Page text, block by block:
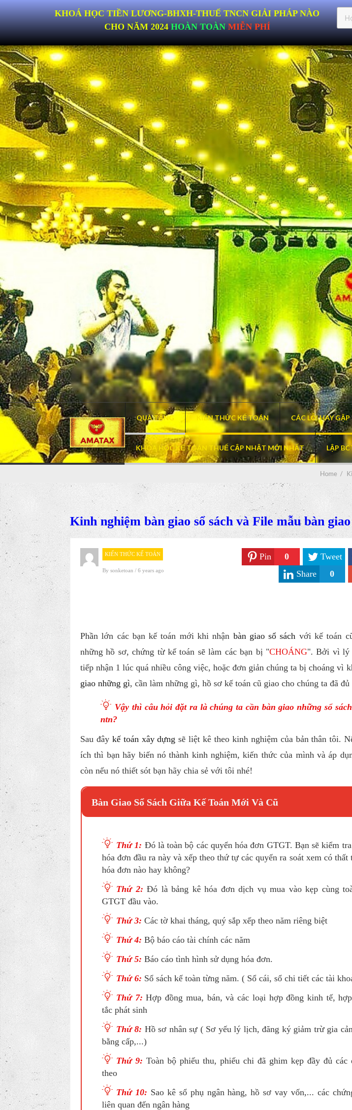
QUÀ TẶNG KIẾN THỨC KẾ TOÁN CÁC LỖI HAY GẶP
KHÓA HỌC KẾ TOÁN THUẾ CẬP NHẬT MỚI NHẤT LẬP
Home /
Kinh nghiệm bàn giao sổ sách và File mẫu bàn
KIẾN THỨC KẾ TOÁN
By sonketoan / 6 years ago
Tweet
Pin
0
Share 0
Phần lớn các bạn kế toán mới khi nhận bàn giao sổ sách với kế toán
những hồ sơ, chứng từ kế toán sẽ làm các bạn bị "CHOÁNG". Bởi vì lý
tiếp nhận 1 lúc quá nhiều công việc, hoặc đơn giản chúng ta bị choáng vì
giao những gì, cần làm những gì, hồ sơ kế toán cũ giao cho chúng ta đã đủ
Vậy thì câu hỏi đặt ra là chúng ta cần bàn giao những sổ
ntn?
Sau đây kế toán xây dựng sẽ liệt kê theo kinh nghiệm của bản thân tôi.
ích thì bạn hãy biến nó thành kinh nghiệm, kiến thức của mình và áp
còn nếu nó thiết sót bạn hãy chia sẻ với tôi nhé!
Bàn Giao Sổ Sách Giữa Kế Toán Mới Và Cũ
Thứ 1: Đó là toàn bộ các quyển hóa đơn GTGT. Bạn sẽ kiểm
hóa đơn đầu ra này và xếp theo thứ tự các quyển ra soát xem có
hóa đơn nào hay không?
Thứ 2: Đó là bảng kê hóa đơn dịch vụ mua vào kẹp cùng
GTGT đầu vào.
Thứ 3: Các tờ khai tháng, quý sắp xếp theo năm riêng biệt
Thứ 4: Bộ báo cáo tài chính các năm
Thứ 5: Báo cáo tình hình sử dụng hóa đơn.
Thứ 6: Sổ sách kế toàn từng năm. ( Sổ cái, sổ chi tiết các tài
Thứ 7: Hợp đồng mua, bán, và các loại hợp đồng kinh tế,
tắc phát sinh
Thứ 8: Hồ sơ nhân sự ( Sơ yếu lý lịch, đăng ký giảm trừ gia
bằng cấp,...)
Thứ 9: Toàn bộ phiếu thu, phiếu chi đã ghim kẹp đầy đủ các
theo
Thứ 10: Sao kê sổ phụ ngân hàng, hồ sơ vay vốn,... các
liên quan đến ngân hàng
KHOÁ HỌC TIỀN LƯƠNG- BHXH -THUẾ TNCN GIẢI PHÁP NÀO
CHO NĂM 2024 HOÀN TOÀNMIỄN PHÍ